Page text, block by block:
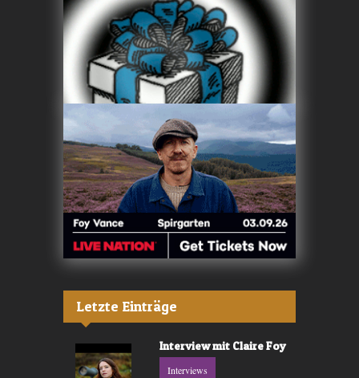
Letzte Einträge
Interview mit Claire Foy
Interviews